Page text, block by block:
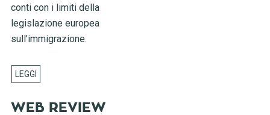
conti con i limiti della
legislazione europea
sull’immigrazione.
WEB REVIEW